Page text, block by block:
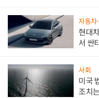
자동차
현대
서 싼
사회
미국
조치